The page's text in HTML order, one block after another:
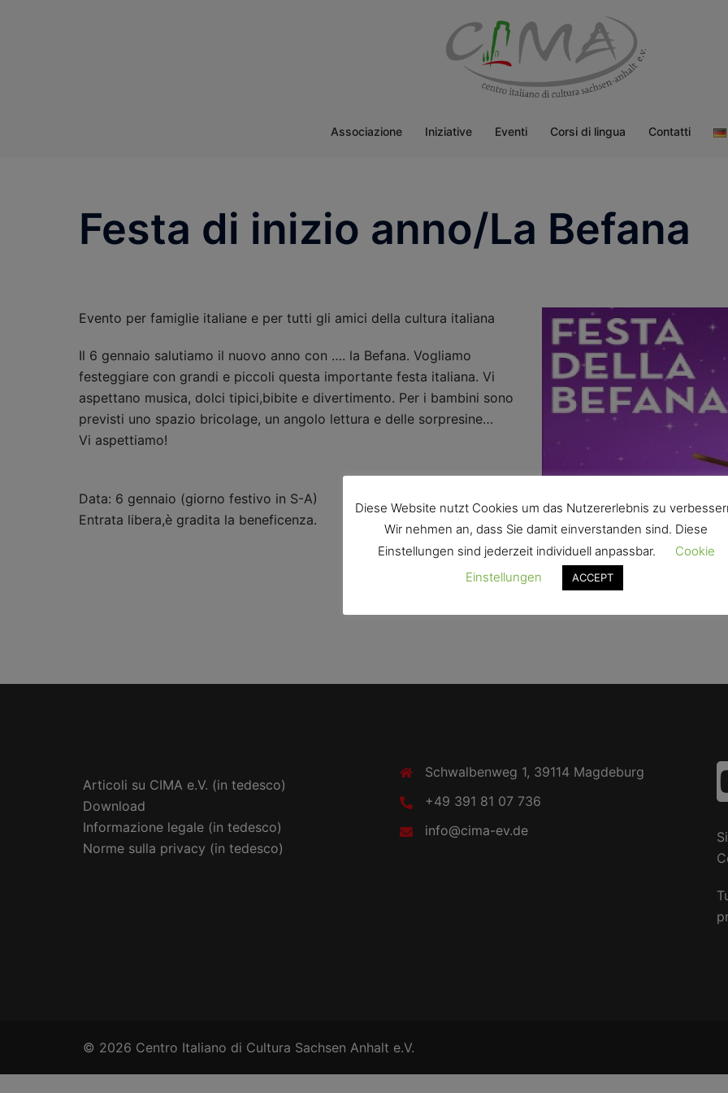
Associazione Iniziative Eventi Corsi di lingua Contatti
Festa di inizio anno/La Befana
Evento per famiglie italiane e per tutti gli amici della cultura italiana
Il 6 gennaio salutiamo il nuovo anno con …. la Befana. Vogliamo
festeggiare con grandi e piccoli questa importante festa italiana. Vi
aspettano musica, dolci tipici,bibite e divertimento. Per i bambini sono
previsti uno spazio bricolage, un angolo lettura e delle sorpresine…
Vi aspettiamo!
Data: 6 gennaio (giorno festivo in S-A)
Entrata libera,è gradita la beneficenza.
Articoli su CIMA e.V. (in tedesco)
Download
Informazione legale (in tedesco)
Norme sulla privacy (in tedesco)
Schwalbenweg 1, 39114 Magdeburg
+49 391 81 07 736
info@cima-ev.de
© 2026 Centro Italiano di Cultura Sachsen Anhalt e.V.
Diese Website nutzt Cookies um das Nutzererlebnis zu
Wir nehmen an, dass Sie damit einverstanden sind. Diese
Einstellungen sind jederzeit individuell anpassbar.
Cookie
Einstellungen
ACCEPT